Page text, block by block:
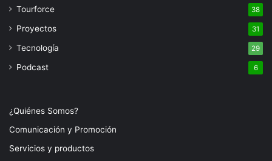
Tourforce 38
Proyectos 31
Tecnología 29
Podcast 6
¿Quiénes Somos?
Comunicación y Promoción
Servicios y productos